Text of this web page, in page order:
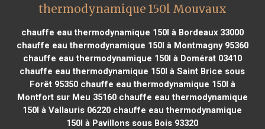
thermodynamique 150l Mouvaux
chauffe eau thermodynamique 150l à Bordeaux 33000
chauffe eau thermodynamique 150l à Montmagny 95360
chauffe eau thermodynamique 150l à Domérat 03410
chauffe eau thermodynamique 150l à Saint Brice sous
Forêt 95350chauffe eau thermodynamique 150l à
Montfort sur Meu 35160chauffe eau thermodynamique
150l à Vallauris 06220 chauffe eau thermodynamique
150l à Pavillons sous Bois 93320